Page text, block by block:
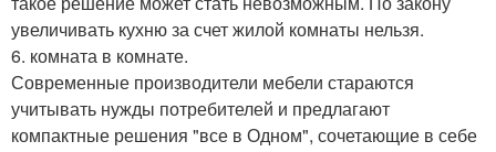
увеличивать кухню за счет жилой комнаты нельзя.
6. комната в комнате.
Современные производители мебели стараются
учитывать нужды потребителей и предлагают
компактные решения "все в Одном", сочетающие в себе